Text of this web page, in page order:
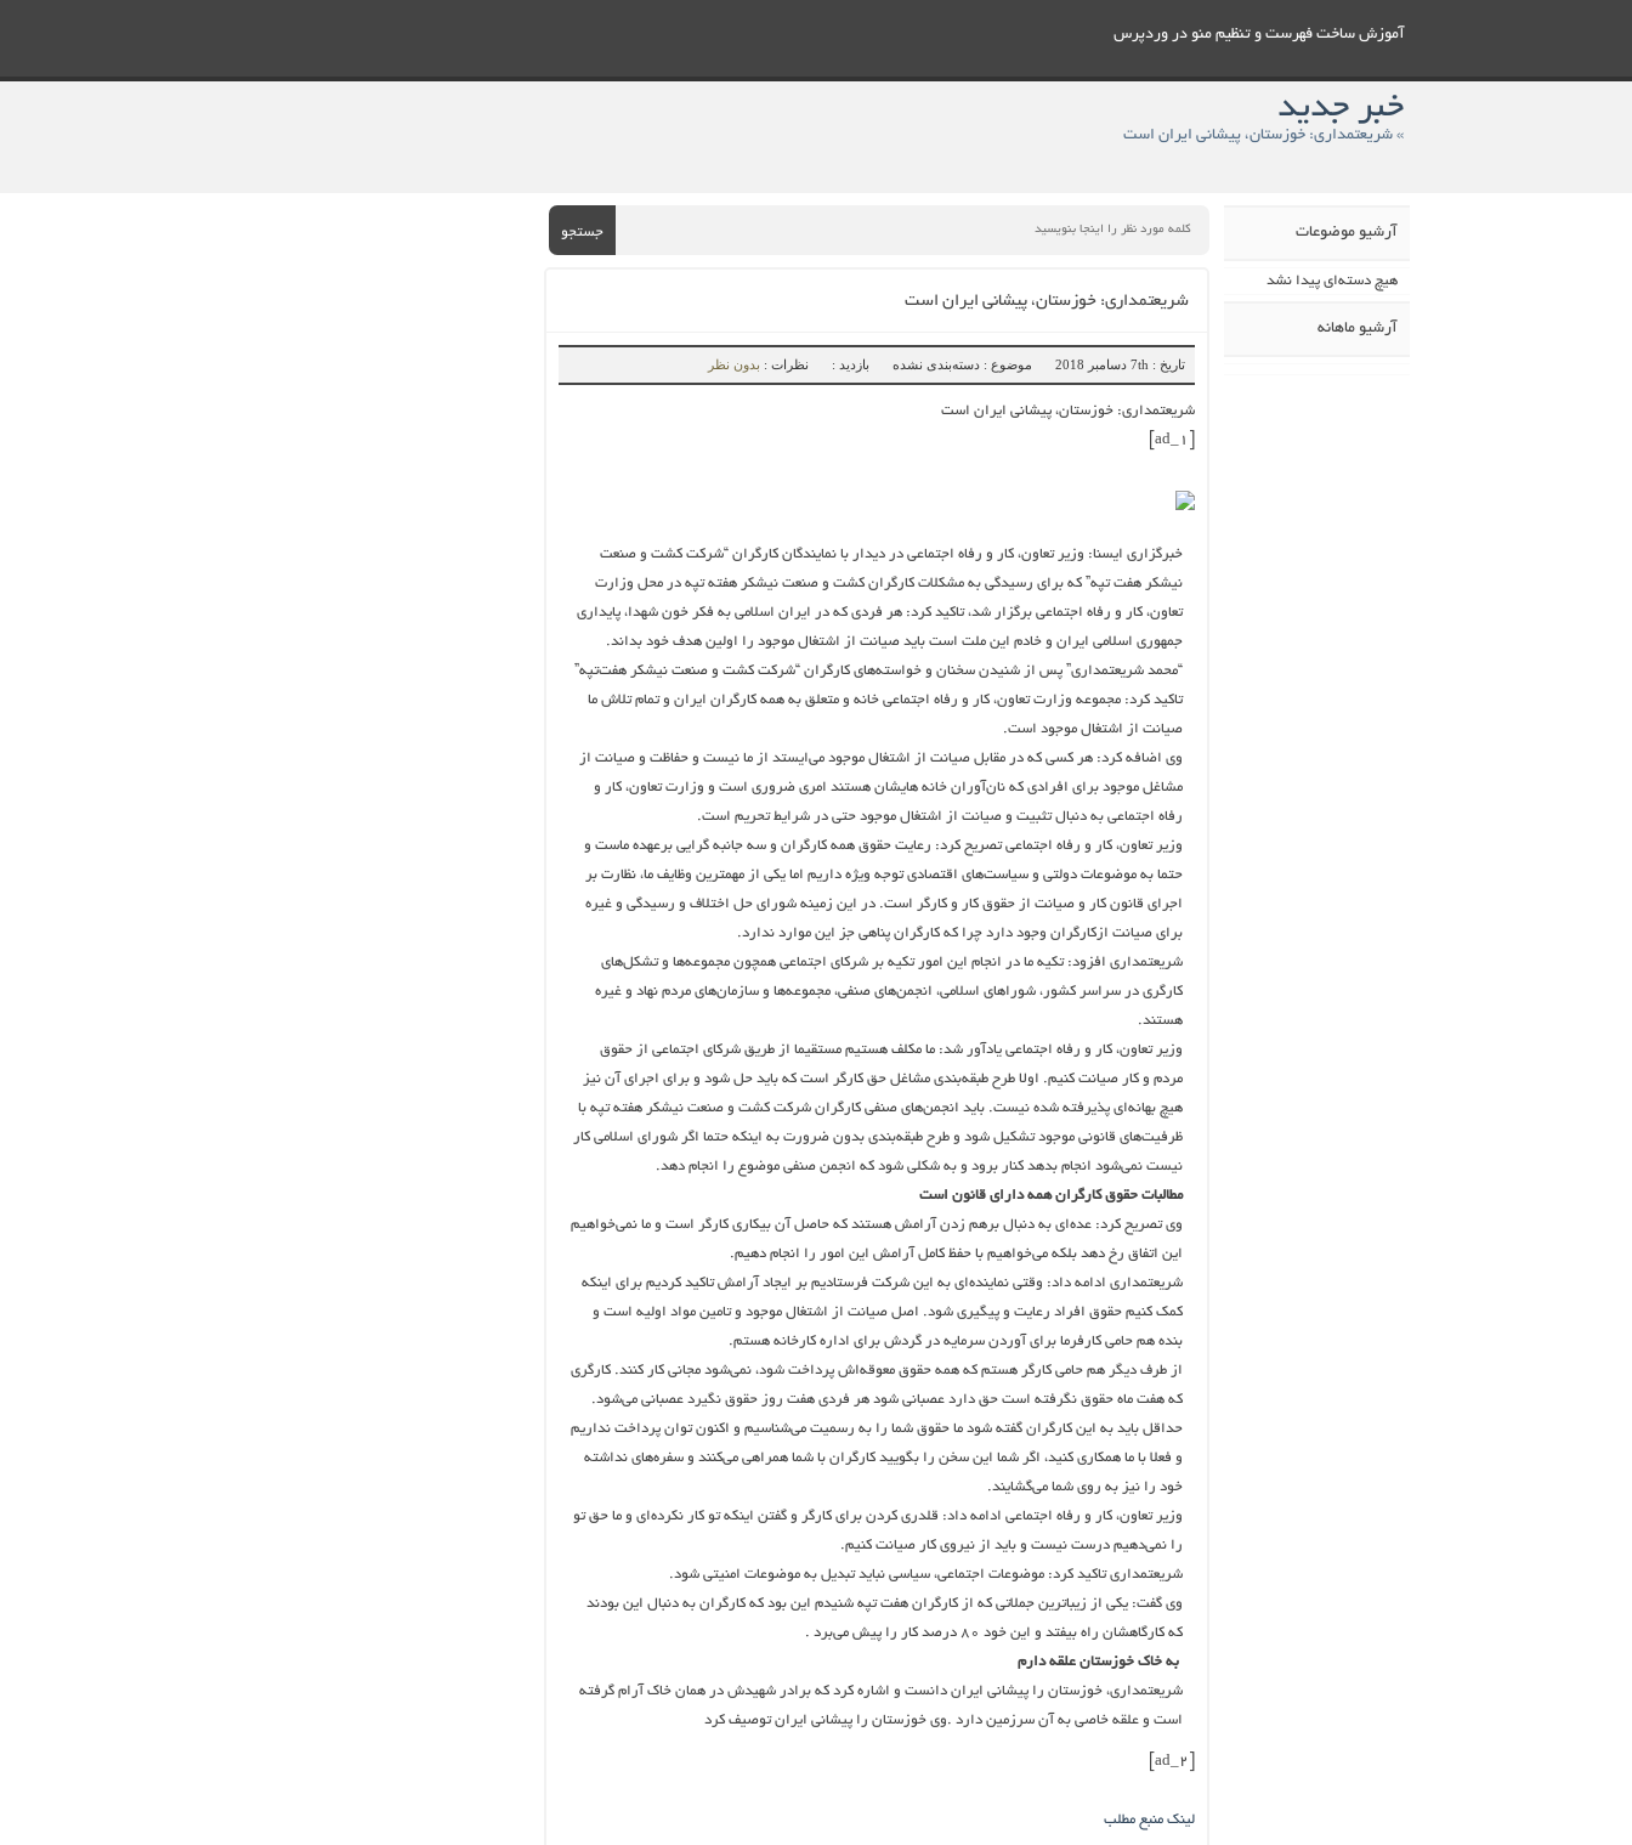
آموزش ساخت فهرست و تنظيم منو در وردپرس
خبر جدید
» شریعتمداری: خوزستان، پیشانی ایران است
جستجو
شریعتمداری: خوزستان، پیشانی ایران است
تاریخ : 7th دسامبر 2018 موضوع : دسته‌بندی نشده بازدید : نظرات : بدون نظر
شریعتمداری: خوزستان، پیشانی ایران است
خبرگزاری ایسنا: وزیر تعاون، کار و رفاه اجتماعی در دیدار با نمایندگان کارگران “شرکت کشت و صنعت
نیشکر هفت تپه” که برای رسیدگی به مشکلات کارگران کشت و صنعت نیشکر هفته تپه در محل وزارت
تعاون، کار و رفاه اجتماعی برگزار شد، تاکید کرد: هر فردی که در ایران اسلامی به فکر خون شهدا، پایداری
جمهوری اسلامی ایران و خادم این ملت است باید صیانت از اشتغال موجود را اولین هدف خود بداند.
“محمد شریعتمداری” پس از شنیدن سخنان و خواسته‌های کارگران “شرکت کشت و صنعت نیشکر هفت‌تپه”
تاکید کرد: مجموعه وزارت تعاون، کار و رفاه اجتماعی خانه و متعلق به همه کارگران ایران و تمام تلاش ما
صیانت از اشتغال موجود است.
‎وی اضافه کرد: هر کسی که در مقابل صیانت از اشتغال موجود می‌ایستد از ما نیست و حفاظت و صیانت از
مشاغل موجود برای افرادی که نان‌آوران خانه هایشان هستند امری ضروری است و وزارت تعاون، کار و
رفاه اجتماعی به دنبال تثبیت و صیانت از اشتغال موجود حتی در شرایط تحریم است.
‎وزیر تعاون، کار و رفاه اجتماعی تصریح کرد: رعایت حقوق همه کارگران و سه جانبه گرایی برعهده ماست و
حتما به موضوعات دولتی و سیاست‌های اقتصادی توجه ویژه داریم اما یکی از مهمترین وظایف ما، نظارت بر
اجرای قانون کار و صیانت از حقوق کار و کارگر است. در این زمینه شورای حل اختلاف و رسیدگی و غیره
برای صیانت ازکارگران وجود دارد چرا که کارگران پناهی جز این موارد ندارد.
‎شریعتمداری افزود: تکیه ما در انجام این امور تکیه بر شرکای اجتماعی همچون مجموعه‌ها و تشکل‌های
کارگری در سراسر کشور، شوراهای اسلامی، انجمن‌های صنفی، مجموعه‌ها و سازمان‌های مردم نهاد و غیره
هستند.
‎وزیر تعاون، کار و رفاه اجتماعی یادآور شد: ما مکلف هستیم مستقیما از طریق شرکای اجتماعی از حقوق
مردم و کار صیانت کنیم. اولا طرح طبقه‌بندی مشاغل حق کارگر است که باید حل شود و برای اجرای آن نیز
هیچ بهانه‌ای پذیرفته شده نیست. باید انجمن‌های صنفی کارگران شرکت کشت و صنعت نیشکر هفته تپه با
ظرفیت‌های قانونی موجود تشکیل شود و طرح طبقه‌بندی بدون ضرورت به اینکه حتما اگر شورای اسلامی کار
نیست نمی‌شود انجام بدهد کنار برود و به شکلی شود که انجمن صنفی موضوع را انجام دهد.
‎وی تصریح کرد: عده‌ای به دنبال برهم زدن آرامش هستند که حاصل آن بیکاری کارگر است و ما نمی‌خواهیم
این اتفاق رخ دهد بلکه می‌خواهیم با حفظ کامل آرامش این امور را انجام دهیم.
‎شریعتمداری ادامه داد: وقتی نماینده‌ای به این شرکت فرستادیم بر ایجاد آرامش تاکید کردیم برای اینکه
کمک کنیم حقوق افراد رعایت و پیگیری شود. اصل صیانت از اشتغال موجود و تامین مواد اولیه است و
بنده هم حامی کارفرما برای آوردن سرمایه در گردش برای اداره کارخانه هستم.
از طرف دیگر هم حامی کارگر هستم که همه حقوق معوقه‌اش پرداخت شود، نمی‌شود مجانی کار کنند. کارگری
که هفت ماه حقوق نگرفته است حق دارد عصبانی شود هر فردی هفت روز حقوق نگیرد عصبانی می‌شود.
حداقل باید به این کارگران گفته شود ما حقوق شما را به رسمیت می‌شناسیم و اکنون توان پرداخت نداریم
و فعلا با ما همکاری کنید، اگر شما این سخن را بگویید کارگران با شما همراهی می‌کنند و سفره‌های نداشته
خود را نیز به روی شما می‌گشایند.
‎وزیر تعاون، کار و رفاه اجتماعی ادامه داد: قلدری کردن برای کارگر و گفتن اینکه تو کار نکرده‌ای و ما حق تو
را نمی‌دهیم درست نیست و باید از نیروی کار صیانت کنیم.
شریعتمداری تاکید کرد: موضوعات اجتماعی، سیاسی نباید تبدیل به موضوعات امنیتی شود.
وی گفت: یکی از زیباترین جملاتی که از کارگران هفت تپه شنیدم این بود که کارگران به دنبال این بودند
که کارگاهشان راه بیفتد و این خود ۸۰ درصد کار را پیش می‌برد .
‎شریعتمداری‌، خوزستان را پیشانی ایران دانست و اشاره کرد که برادر شهیدش در همان خاک آرام گرفته
است و علقه خاصی به آن سرزمین دارد .وی خوزستان را پیشانی ایران توصیف کرد
لینک منبع مطلب
آرشیو موضوعات
هیچ دسته‌ای پیدا نشد
آرشیو ماهانه